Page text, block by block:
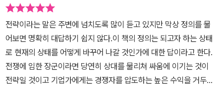
전략이라는 말은 주변에 넘치도록 많이 듣고 있지만 막상 정의를 물
어보면 명확히 대답하기 쉽지 않다.이 책의 정의는 되고자 하는 상태
로 현재의 상태를 어떻게 바꾸어 나갈 것인가에 대한 답이라고 한다.
전쟁에 임한 장군이라면 당연히 상대를 물리쳐 싸움에 이기는 것이
전략일 것이고 기업가에게는 경쟁자를 압도하는 높은 수익을 거두는